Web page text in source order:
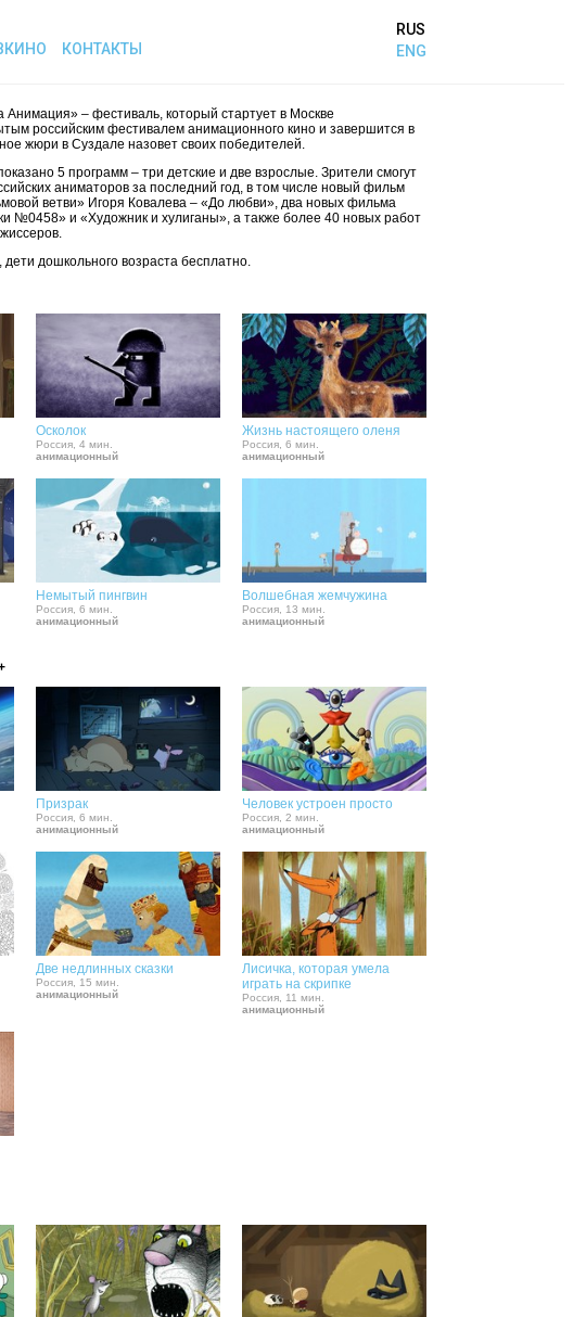
КОНТАКТЫ
RUS
ENG
– фестиваль, который стартует в Москве
российским фестивалем анимационного кино и завершится в
жюри в Суздале назовет своих победителей.
5 программ – три детские и две взрослые. Зрители смогут
аниматоров за последний год, в том числе новый фильм
ветви» Игоря Ковалева – «До любви», два новых фильма
№0458» и «Художник и хулиганы», а также более 40 новых работ
дошкольного возраста бесплатно.
Осколок
Россия, 4 мин.
анимационный
Жизнь настоящего оленя
Россия, 6 мин.
анимационный
Немытый пингвин
Россия, 6 мин.
анимационный
Волшебная жемчужина
Россия, 13 мин.
анимационный
Призрак
Россия, 6 мин.
анимационный
Человек устроен просто
Россия, 2 мин.
анимационный
Две недлинных сказки
Россия, 15 мин.
анимационный
Лисичка, которая умела
играть на скрипке
Россия, 11 мин.
анимационный